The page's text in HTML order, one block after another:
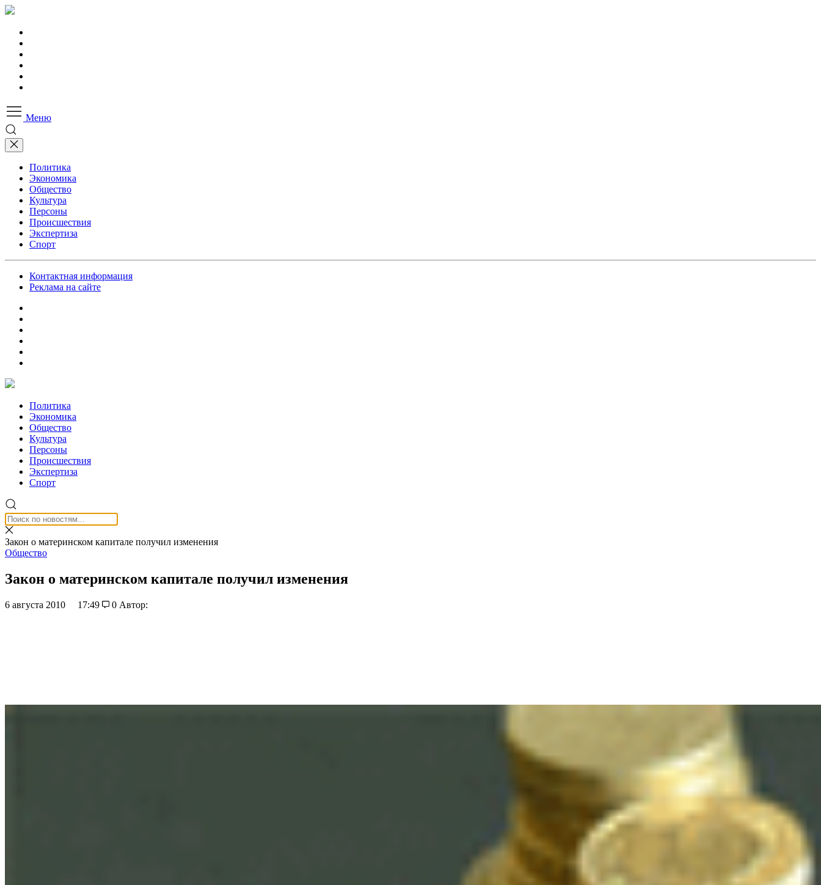
Меню
Политика
Экономика
Общество
Культура
Персоны
Происшествия
Экспертиза
Спорт
Контактная информация
Реклама на сайте
Политика
Экономика
Общество
Культура
Персоны
Происшествия
Экспертиза
Спорт
Закон о материнском капитале получил изменения
Общество
Закон о материнском капитале получил изменения
6 августа 2010 17:49 0 Автор: